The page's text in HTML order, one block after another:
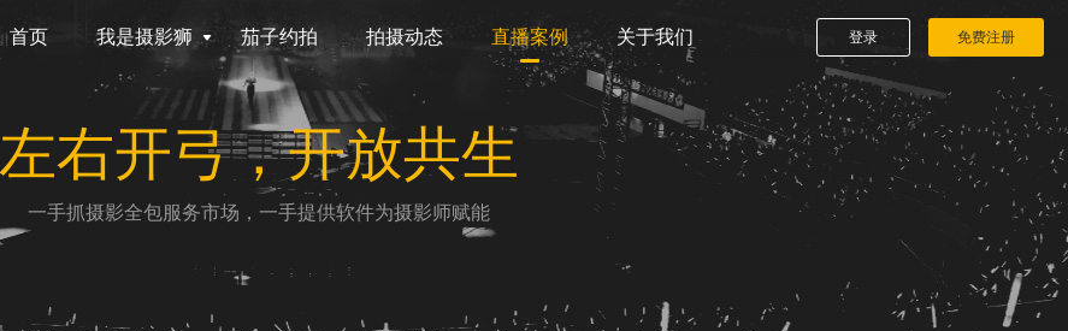
首页 我是摄影狮 茄子约拍 拍摄动态 直播案例 关于我们 登录 免费注册
左右开弓，开放共生
一手抓摄影全包服务市场，一手提供软件为摄影师赋能